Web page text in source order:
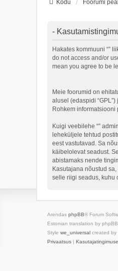
Kodu Foorumi
-
Hakates kommuuni “”
do not access and/or
mean you agree to be
Meie foorumid on
alusel (edaspidi
Rohkem informatsiooni
Kuigi veebilehe “”
leheküljele tehtud
eest vastutavad. Sa
käibelolevat seadust.
abistamaks nende
Kasutajana nõustud
selle riigi seadus, kuhu
Arendas phpBB® Forum
Estonian translation by
Style we_universal created by
Privaatsus |